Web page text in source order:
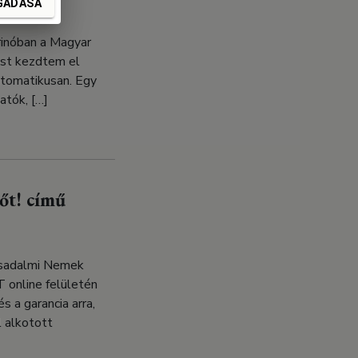
a Magyar
kezdtem el
Egy
[…]
című
Nemek
online felületén
a garancia arra,
alkotott